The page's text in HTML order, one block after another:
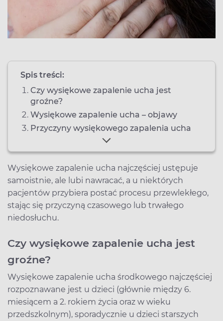
Spis treści:
Czy wysiękowe zapalenie ucha jest
groźne?
Wysiękowe zapalenie ucha – objawy
Przyczyny wysiękowego zapalenia ucha
Wysiękowe zapalenie ucha najczęściej ustępuje
samoistnie, ale lubi nawracać, a u niektórych
pacjentów przybiera postać procesu przewlekłego,
stając się przyczyną czasowego lub trwałego
niedosłuchu.
Czy wysiękowe zapalenie ucha jest
groźne?
Wysiękowe zapalenie ucha środkowego najczęściej
rozpoznawane jest u dzieci (głównie między 6.
miesiącem a 2. rokiem życia oraz w wieku
przedszkolnym), sporadycznie u dzieci starszych